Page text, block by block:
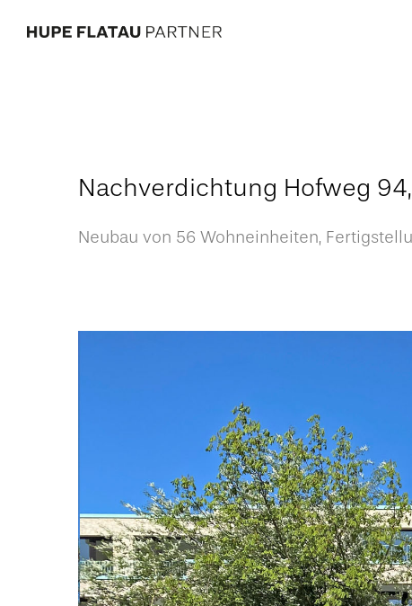
Nachverdichtung Hofweg
Neubau von 56 Wohneinheiten,